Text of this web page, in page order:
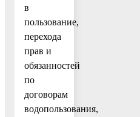
в
пользование,
перехода
прав и
обязанностей
по
договорам
водопользования,